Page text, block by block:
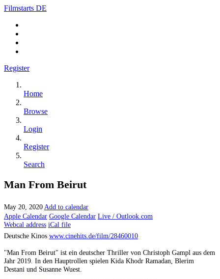
Filmstarts DE
Register
Home
Browse
Login
Register
Search
Man From Beirut
May 20, 2020 Add to calendar
Apple Calendar Google Calendar Live / Outlook.com
Webcal address iCal file
Deutsche Kinos www.cinehits.de/film/28460010
"Man From Beirut" ist ein deutscher Thriller von Christoph Gampl aus dem
Jahr 2019. In den Hauptrollen spielen Kida Khodr Ramadan, Blerim
Destani und Susanne Wuest.